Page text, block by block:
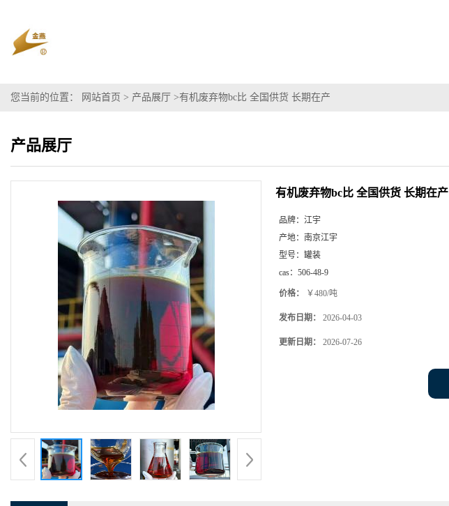
您当前的位置： 网站首页 > 产品展厅 >有机废弃物bc比 全国供货 长期在产
产品展厅
有机废弃物bc比 全国供货 长期在产
品牌： 江宇
产地： 南京江宇
型号： 罐装
cas： 506-48-9
价格： ￥480/吨
发布日期： 2026-04-03
更新日期： 2026-07-26